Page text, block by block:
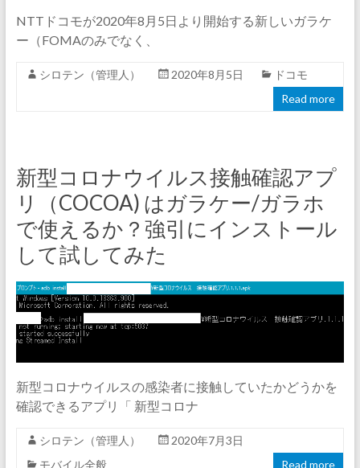
NTTドコモが2020年8月5日より開始する新しいガラケ
ー（FOMAのみでなく、
シロテン（管理人） 2020年8月5日
ドコモ
Read more
新型コロナウイルス接触確認アプ
リ（COCOA) はガラケー/ガラホ
で使えるか？強引にインストール
して試してみた
新型コロナウイルスの感染者に接触していたかどうかを
確認できるアプリ「 新型コロナ
シロテン（管理人）
2020年7月3日
モバイル全般
Read more